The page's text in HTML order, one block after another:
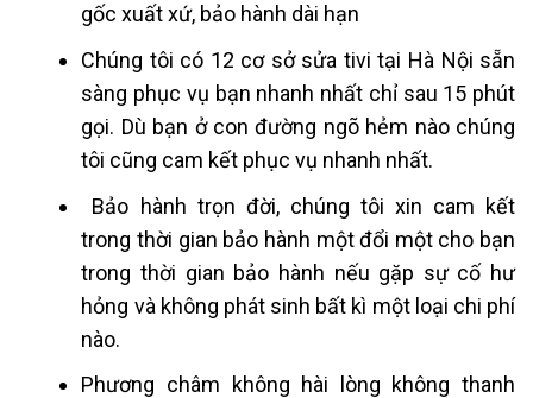
gốc xuất xứ, bảo hành dài hạn
Chúng tôi có 12 cơ sởsửa tivi tại Hà Nội sẵn
sàng phục vụ bạn nhanh nhất chỉ sau 15 phút
gọi. Dù bạn ở con đường ngõ hẻm nào chúng
tôi cũng cam kết phục vụ nhanh nhất.
Bảo hành trọn đời, chúng tôi xin cam kết
trong thời gian bảo hành một đổi một cho bạn
trong thời gian bảo hành nếu gặp sự cố hư
hỏng và không phát sinh bất kì một loại chi phí
nào.
Phương châm không hài lòng không thanh